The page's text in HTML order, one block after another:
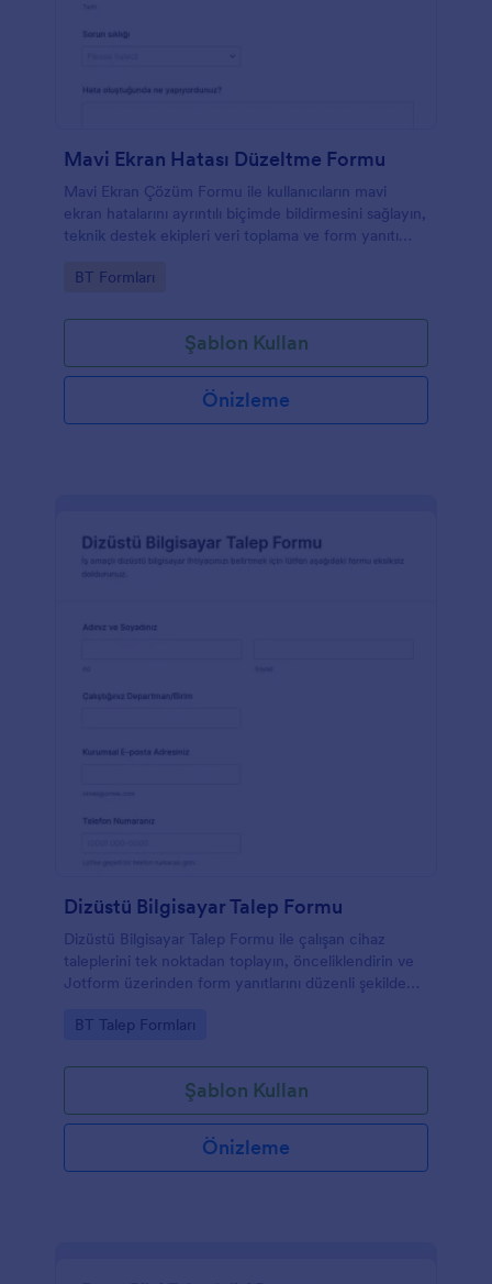
Mavi Ekran Hatası Düzeltme Formu
Mavi Ekran Çözüm Formu ile kullanıcıların mavi
ekran hatalarını ayrıntılı biçimde bildirmesini sağlayın,
teknik destek ekipleri veri toplama ve form yanıtı
Go to Category:
BT Formları
Şablon Kullan
Önizleme
Dizüstü Bilgisayar Talep Formu
Dizüstü Bilgisayar Talep Formu ile çalışan cihaz
taleplerini tek noktadan toplayın, önceliklendirin ve
Jotform üzerinden form yanıtlarını düzenli şekilde
Go to Category:
BT Talep Formları
Şablon Kullan
Önizleme